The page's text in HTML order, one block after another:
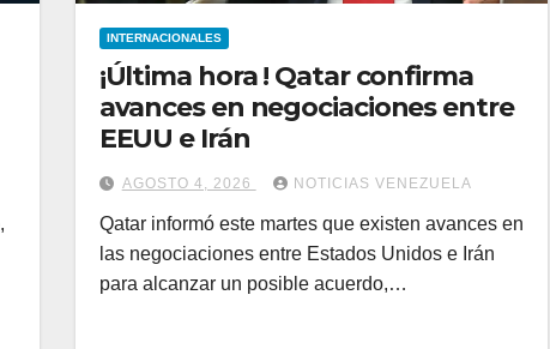
INTERNACIONALES
¡Última hora ! Qatar confirma
avances en negociaciones entre
EEUU e Irán
AGOSTO 4, 2026 NOTICIAS VENEZUELA
Qatar informó este martes que existen avances en
las negociaciones entre Estados Unidos e Irán
para alcanzar un posible acuerdo,…